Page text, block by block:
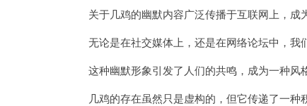
关于几鸡的幽默内容广泛传播于互联网上，成
无论是在社交媒体上，还是在网络论坛中，我
这种幽默形象引发了人们的共鸣，成为一种风格
几鸡的存在虽然只是虚构的，但它传递了一种积